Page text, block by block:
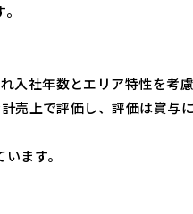
入社年数とエリア特性を考
売上で評価し、評価は賞与
ます。